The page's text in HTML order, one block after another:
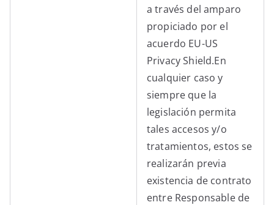
a través del amparo
propiciado por el
acuerdo EU-US
Privacy Shield.En
cualquier caso y
siempre que la
legislación permita
tales accesos y/o
tratamientos, estos se
realizarán previa
existencia de contrato
entre Responsable de